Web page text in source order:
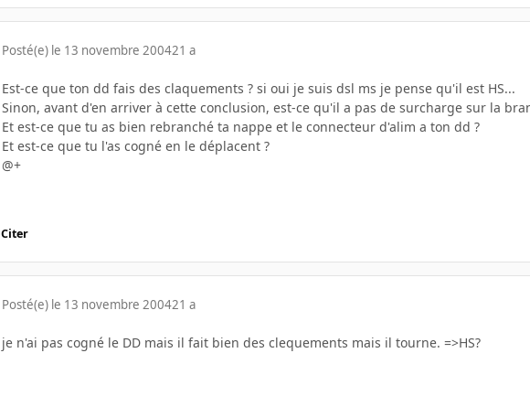
Posté(e) le 13 novembre 200421 a
Est-ce que ton dd fais des claquements ? si oui je suis dsl ms je pense qu'il est HS...
Sinon, avant d'en arriver à cette conclusion, est-ce qu'il a pas de surcharge sur la
Et est-ce que tu as bien rebranché ta nappe et le connecteur d'alim a ton dd ?
Et est-ce que tu l'as cogné en le déplacent ?
@+
Citer
Posté(e) le 13 novembre 200421 a
je n'ai pas cogné le DD mais il fait bien des clequements mais il tourne. =>HS?